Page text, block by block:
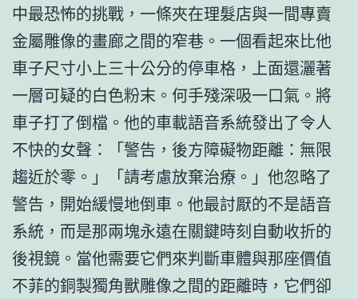
中最恐怖的挑戰，一條夾在理髮店與一間專賣
金屬雕像的畫廊之間的窄巷。一個看起來比他
車子尺寸小上三十公分的停車格，上面還灑著
一層可疑的白色粉末。何手殘深吸一口氣。將
車子打了倒檔。他的車載語音系統發出了令人
不快的女聲：「警告，後方障礙物距離：無限
趨近於零。」「請考慮放棄治療。」他忽略了
警告，開始緩慢地倒車。他最討厭的不是語音
系統，而是那兩塊永遠在關鍵時刻自動收折的
後視鏡。當他需要它們來判斷車體與那座價值
不菲的銅製獨角獸雕像之間的距離時，它們卻